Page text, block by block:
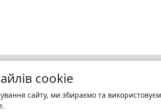
cookie
сайту, ми збираємо та
Моя бібліотека